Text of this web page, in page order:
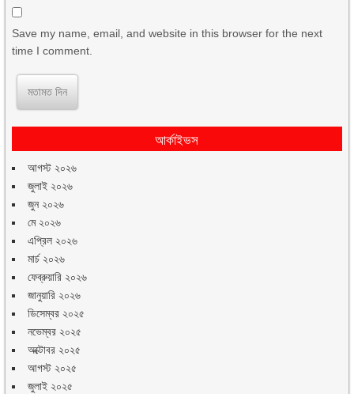
Save my name, email, and website in this browser for the next
time I comment.
আর্কাইভস
আগস্ট ২০২৬
জুলাই ২০২৬
জুন ২০২৬
মে ২০২৬
এপ্রিল ২০২৬
মার্চ ২০২৬
ফেব্রুয়ারি ২০২৬
জানুয়ারি ২০২৬
ডিসেম্বর ২০২৫
নভেম্বর ২০২৫
অক্টোবর ২০২৫
আগস্ট ২০২৫
জুলাই ২০২৫